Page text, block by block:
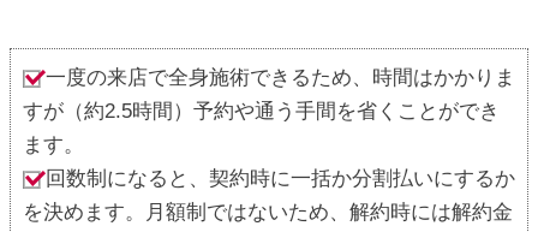
一度の来店で全身施術できるため、時間はかかりま
すが（約2.5時間）予約や通う手間を省くことができ
ます。
回数制になると、契約時に一括か分割払いにするか
を決めます。月額制ではないため、解約時には解約金